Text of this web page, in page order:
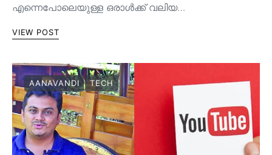
എന്നെപോലെയുള്ള ഒരാൾക്ക് വലിയ…
VIEW POST
AANAVANDI TECH